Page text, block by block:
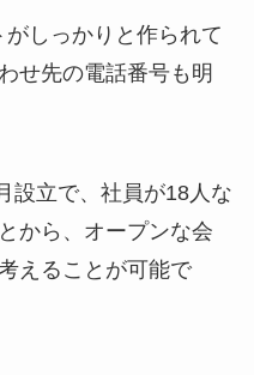
しっかりと作られて
せ先の電話番号も明
設立で、社員が18人な
から、オープンな会
えることが可能で